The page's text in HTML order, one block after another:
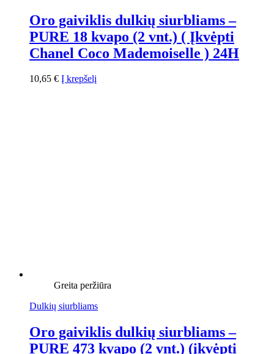
Oro gaiviklis dulkių siurbliams –
PURE 18 kvapo (2 vnt.) ( Įkvėpti
Chanel Coco Mademoiselle ) 24H
10,65 € Į krepšelį
Greita peržiūra
Dulkių siurbliams
Oro gaiviklis dulkių siurbliams –
PURE 473 kvapo (2 vnt.) (įkvėpti